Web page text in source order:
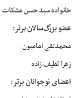
خانواده سید حسن مشکات
عضو بزرگ‌سالان برتر:
محمدتقی امامیون
زهرا لطیف زاده
اعضای نوجوانان برتر: